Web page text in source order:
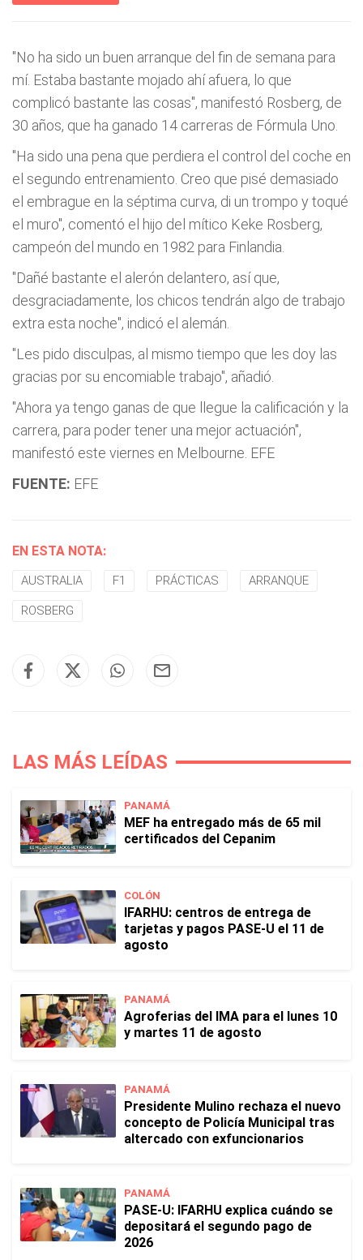
"No ha sido un buen arranque del fin de semana para
mí. Estaba bastante mojado ahí afuera, lo que
complicó bastante las cosas", manifestó Rosberg, de
30 años, que ha ganado 14 carreras de Fórmula Uno.
"Ha sido una pena que perdiera el control del coche en
el segundo entrenamiento. Creo que pisé demasiado
el embrague en la séptima curva, di un trompo y toqué
el muro", comentó el hijo del mítico Keke Rosberg,
campeón del mundo en 1982 para Finlandia.
"Dañé bastante el alerón delantero, así que,
desgraciadamente, los chicos tendrán algo de trabajo
extra esta noche", indicó el alemán.
"Les pido disculpas, al mismo tiempo que les doy las
gracias por su encomiable trabajo", añadió.
"Ahora ya tengo ganas de que llegue la calificación y la
carrera, para poder tener una mejor actuación",
manifestó este viernes en Melbourne. EFE
FUENTE: EFE
EN ESTA NOTA:
AUSTRALIA F1 PRÁCTICAS ARRANQUE
ROSBERG
LAS MÁS LEÍDAS
PANAMÁ
MEF ha entregado más de 65 mil
certificados del Cepanim
COLÓN
IFARHU: centros de entrega de
tarjetas y pagos PASE-U el 11 de
agosto
PANAMÁ
Agroferias del IMA para el lunes 10
y martes 11 de agosto
PANAMÁ
Presidente Mulino rechaza el nuevo
concepto de Policía Municipal tras
altercado con exfuncionarios
PANAMÁ
PASE-U: IFARHU explica cuándo se
depositará el segundo pago de
2026